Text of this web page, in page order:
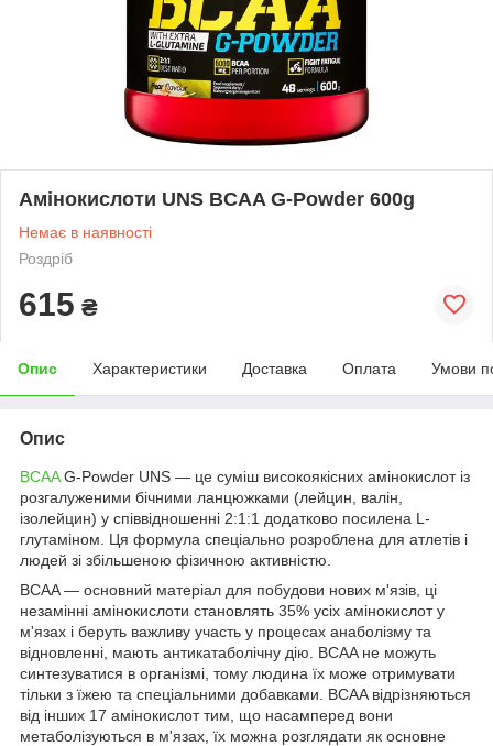
Амінокислоти UNS BCAA G-Powder 600g
Немає в наявності
Роздріб
615 ₴
Опис Характеристики Доставка Оплата Умови
Опис
BCAAG-Powder UNS — це суміш високоякісних амінокислот із
розгалуженими бічними ланцюжками (лейцин, валін,
ізолейцин) у співвідношенні 2:1:1 додатково посилена L-
глутаміном. Ця формула спеціально розроблена для атлетів і
людей зі збільшеною фізичною активністю.
BCAA — основний матеріал для побудови нових м'язів, ці
незамінні амінокислоти становлять 35% усіх амінокислот у
м'язах і беруть важливу участь у процесах анаболізму та
відновленні, мають антикатаболічну дію. BCAA не можуть
синтезуватися в організмі, тому людина їх може отримувати
тільки з їжею та спеціальними добавками. BCAA відрізняються
від інших 17 амінокислот тим, що насамперед вони
метаболізуються в м'язах, їх можна розглядати як основне